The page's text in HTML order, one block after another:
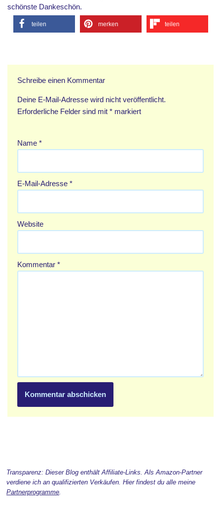
schönste Dankeschön.
teilen merken teilen
Schreibe einen Kommentar
Deine E-Mail-Adresse wird nicht veröffentlicht.
Erforderliche Felder sind mit * markiert
Name *
E-Mail-Adresse *
Website
Kommentar *
Transparenz: Dieser Blog enthält Affiliate-Links. Als Amazon-Partner
verdiene ich an qualifizierten Verkäufen. Hier findest du alle meine
Partnerprogramme.